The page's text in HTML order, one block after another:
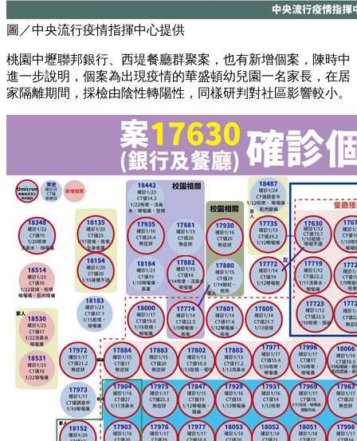
圖／中央流行疫情指揮中心提供
桃園中壢聯邦銀行、西堤餐廳群聚案，也有新增個案，陳時中
進一步說明，個案為出現疫情的華盛頓幼兒園一名家長，在居
家隔離期間，採檢由陰性轉陽性，同樣研判對社區影響較小。